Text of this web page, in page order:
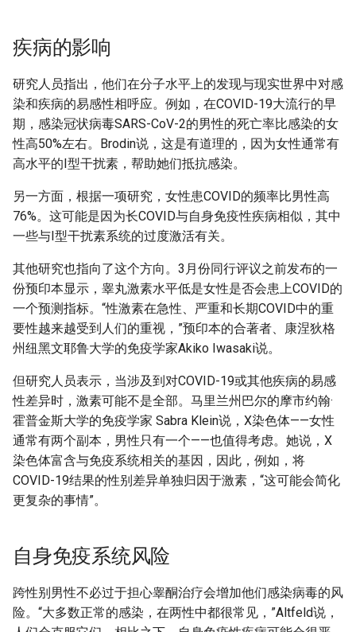
疾病的影响
研究人员指出，他们在分子水平上的发现与现实世界中对感
染和疾病的易感性相呼应。例如，在COVID-19大流行的早
期，感染冠状病毒SARS-CoV-2的男性的死亡率比感染的女
性高50%左右。Brodin说，这是有道理的，因为女性通常有
高水平的I型干扰素，帮助她们抵抗感染。
另一方面，根据一项研究，女性患COVID的频率比男性高
76%。这可能是因为长COVID与自身免疫性疾病相似，其中
一些与I型干扰素系统的过度激活有关。
其他研究也指向了这个方向。3月份同行评议之前发布的一
份预印本显示，睾丸激素水平低是女性是否会患上COVID的
一个预测指标。“性激素在急性、严重和长期COVID中的重
要性越来越受到人们的重视，”预印本的合著者、康涅狄格
州纽黑文耶鲁大学的免疫学家Akiko Iwasaki说。
但研究人员表示，当涉及到对COVID-19或其他疾病的易感
性差异时，激素可能不是全部。马里兰州巴尔的摩市约翰·
霍普金斯大学的免疫学家 Sabra Klein说，X染色体——女性
通常有两个副本，男性只有一个——也值得考虑。她说，X
染色体富含与免疫系统相关的基因，因此，例如，将
COVID-19结果的性别差异单独归因于激素，“这可能会简化
更复杂的事情”。
自身免疫系统风险
跨性别男性不必过于担心睾酮治疗会增加他们感染病毒的风
险。“大多数正常的感染，在两性中都很常见，”Altfeld说，